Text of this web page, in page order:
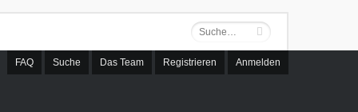
FAQ Suche Das Team Registrieren Anmelden